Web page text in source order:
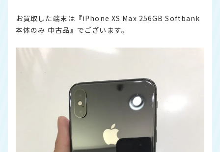
お買取した端末は『iPhone XS Max 256GB Softbank
本体のみ 中古品』でございます。